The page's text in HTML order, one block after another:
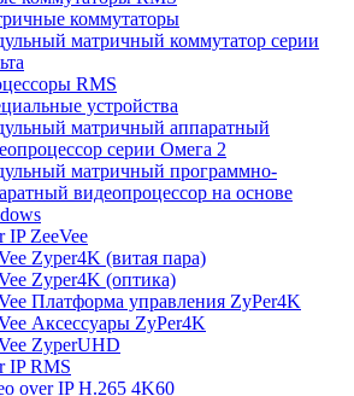
коммутаторы
матричный коммутатор серии
RMS
устройства
матричный аппаратный
серии Омега 2
матричный программно-
видеопроцессор на основе
IP ZeeVee
Zyper4K (витая пара)
Zyper4K (оптика)
Платформа управления ZyPer4K
Аксессуары ZyPer4K
ZyperUHD
IP RMS
over IP H.265 4K60